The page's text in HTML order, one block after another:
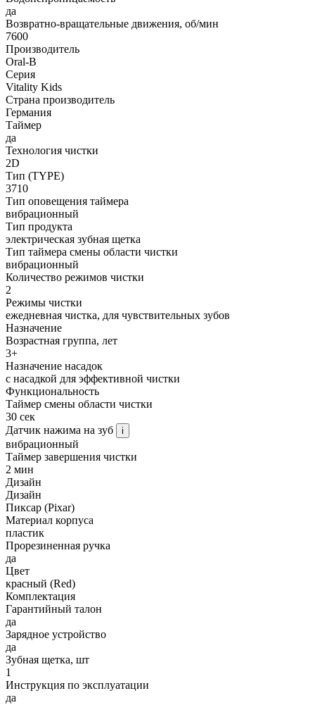
да
Возвратно-вращательные движения, об/мин
7600
Производитель
Oral-B
Серия
Vitality Kids
Страна производитель
Германия
Таймер
да
Технология чистки
2D
Тип (TYPE)
3710
Тип оповещения таймера
вибрационный
Тип продукта
электрическая зубная щетка
Тип таймера смены области чистки
вибрационный
Количество режимов чистки
2
Режимы чистки
ежедневная чистка, для чувствительных зубов
Назначение
Возрастная группа, лет
3+
Назначение насадок
с насадкой для эффективной чистки
Функциональность
Таймер смены области чистки
30 сек
Датчик нажима на зуб
i
вибрационный
Таймер завершения чистки
2 мин
Дизайн
Дизайн
Пиксар (Pixar)
Материал корпуса
пластик
Прорезиненная ручка
да
Цвет
красный (Red)
Комплектация
Гарантийный талон
да
Зарядное устройство
да
Зубная щетка, шт
1
Инструкция по эксплуатации
да